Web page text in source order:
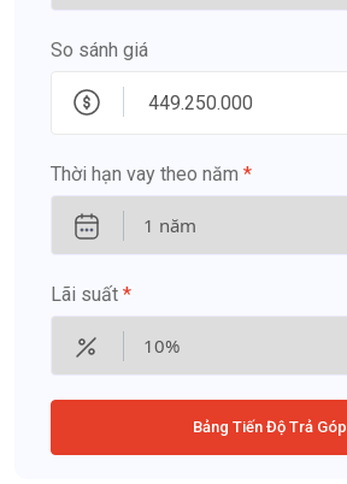
So sánh giá
Thời hạn vay theo năm *
Lãi suất *
Bảng Tiến Độ Trả Góp